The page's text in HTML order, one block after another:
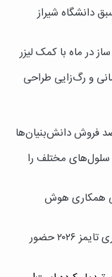
دانشگاه شیراز
در ماه با کمک لیزر
و رگ‌زایی طراحی
سلول‌های مختلف را
همکاری هوش
چرا هیچ دانشگاه ایرانی در رتبه‌بندی تأثیرگذاری تایمز ۲۰۲۶ حضور